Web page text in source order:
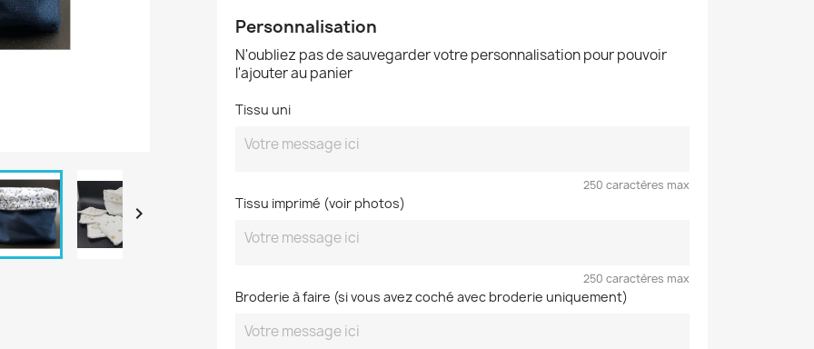

Personnalisation
N'oubliez pas de sauvegarder votre personnalisation pour pouvoir
l'ajouter au panier
Tissu uni
250 caractères max
Tissu imprimé (voir photos)
250 caractères max
Broderie à faire (si vous avez coché avec broderie uniquement)